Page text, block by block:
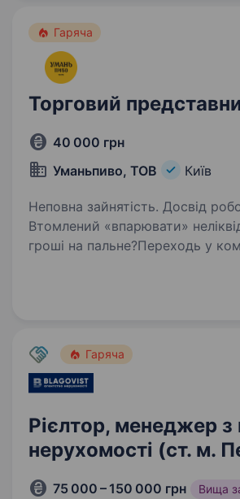
Гаряча
Торговий
40 000 грн
Уманьпиво, ТОВ
Київ
Неповна зайнятість. Досвід
Втомлений «впарювати»
гроші на пальне?Переходь у
Гаряча
Рієлтор, менеджер
нерухомості (ст. м.
75 000 – 150 000 грн Вища